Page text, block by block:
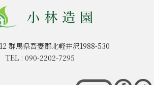
群馬県吾妻郡北軽井沢1988-530
TEL : 090-2202-7295